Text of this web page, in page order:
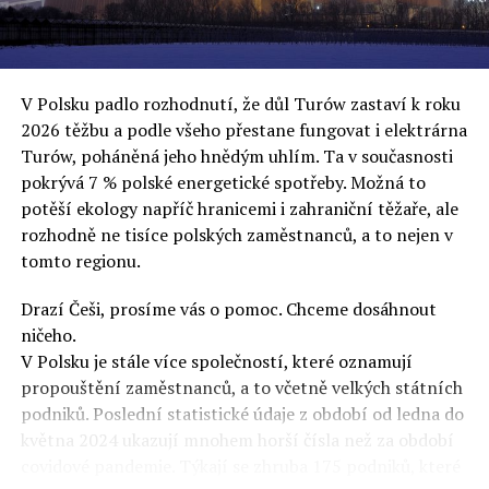
uvěří a nebudou se ptát na podrobnosti,“ řekl Rafał
Ziemkiewicz, redaktor týdeníku Do Rzeczy a ironicky
dodal: „Když se nynějšímu vedení státního hřebčince
podařilo prodat na aukci 10 plemenných koní za 600
000 euro, bylo to provládními médii oslavované jako
velký úspěch. Za vlády PiS se 14 koní prodalo za 2,5
milionu euro, což bylo stejnou mediální partou
komentováno jako konec polského chovu koní. Ve vidění
kontrolorů činnosti PiS ale určitě šlo při prodeji koní o
praní peněz či jinou nelegální činnost.“
Tuskova čísla jsou ale ujetá i jinde, pokračoval
Ziemkiewicz. „Ve vládní aféře PiS kolem vydávání víz
Tusk tvrdil, že za vlády dnešní opozice se nelegálně
prodalo 600 000 víz do Polska. Byla na to dokonce
vytvořena parlamentní vyšetřovací komise, která přišla
ale pouze na to, že 220 víz do Polska bylo
prostřednictvím úplatků uspíšeno, tedy že víza byla
V Polsku padlo rozhodnutí, že důl Turów zastaví k roku
2026 těžbu a podle všeho přestane fungovat i elektrárna
Turów, poháněná jeho hnědým uhlím. Ta v současnosti
pokrývá 7 % polské energetické spotřeby. Možná to
potěší ekology napříč hranicemi i zahraniční těžaře, ale
rozhodně ne tisíce polských zaměstnanců, a to nejen v
tomto regionu.
Drazí Češi, prosíme vás o pomoc. Chceme dosáhnout
ničeho.
V Polsku je stále více společností, které oznamují
propouštění zaměstnanců, a to včetně velkých státních
podniků. Poslední statistické údaje z období od ledna do
května 2024 ukazují mnohem horší čísla než za období